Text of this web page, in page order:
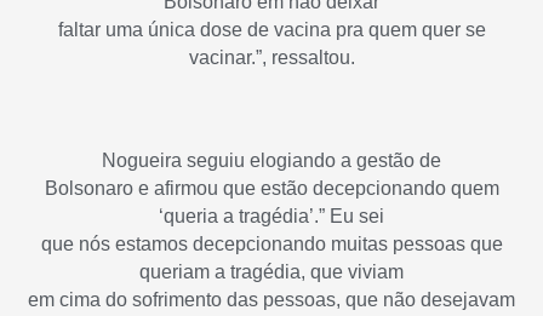
faltar uma única dose de vacina pra quem quer se
vacinar.”, ressaltou.
Nogueira seguiu elogiando a gestão de
Bolsonaro e afirmou que estão decepcionando quem
‘queria a tragédia’.” Eu sei
que nós estamos decepcionando muitas pessoas que
queriam a tragédia, que viviam
em cima do sofrimento das pessoas, que não desejavam